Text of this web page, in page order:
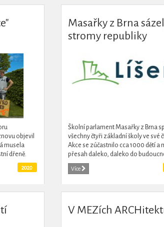
objevil
musela
dřeně.
2020
Masařky z Brna
stromy republiky
Školní parlament Masařky z Brna
všechny čtyři základní školy ve své
Akce se zúčastnilo cca 1000 dětí a
přesah daleko, daleko do
Více
V MEZích